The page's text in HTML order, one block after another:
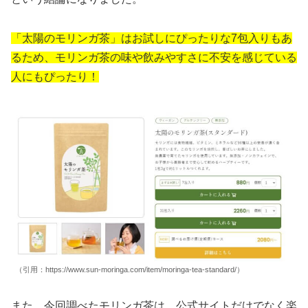
「太陽のモリンガ茶」はお試しにぴったりな7包入りもあ
るため、モリンガ茶の味や飲みやすさに不安を感じている
人にもぴったり！
（引用：https://www.sun-moringa.com/item/moringa-tea-standard/）
また、今回調べたモリンガ茶は、公式サイトだけでなく楽